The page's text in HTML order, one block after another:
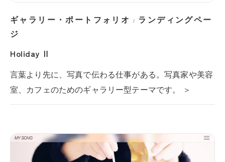
ギャラリー・ポートフォリオ / ランディングペー
ジ
Holiday Ⅱ
言葉より先に、写真で伝わる仕事がある。写真家や美容
室、カフェのためのギャラリー型テーマです。 ＞